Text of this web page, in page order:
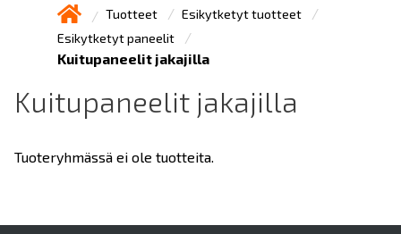
Tuotteet
Esikytketyt tuotteet
Esikytketyt paneelit
Kuitupaneelit jakajilla
Kuitupaneelit jakajilla
Tuoteryhmässä ei ole tuotteita.